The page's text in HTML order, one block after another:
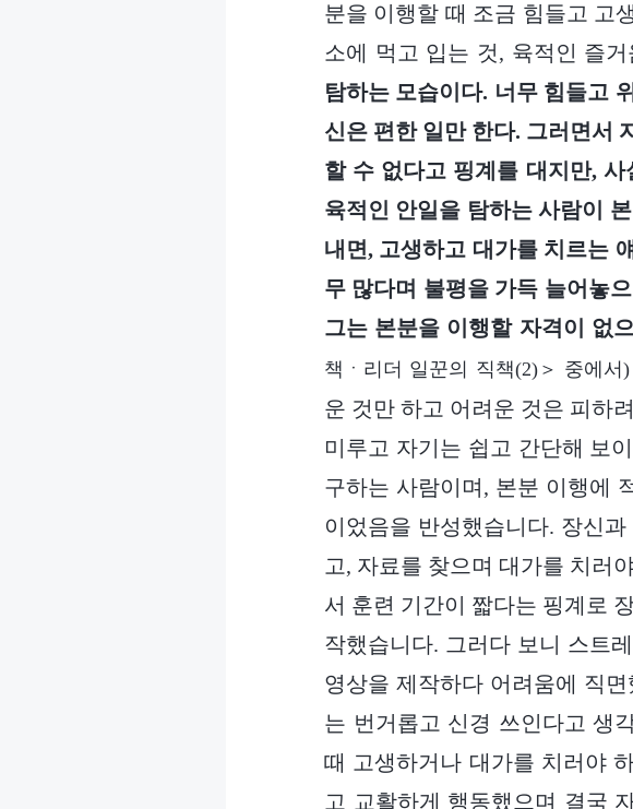
분을 이행할 때 조금 힘들고 고
소에 먹고 입는 것, 육적인 즐
탐하는 모습이다. 너무 힘들고
신은 편한 일만 한다. 그러면서
할 수 없다고 핑계를 대지만,
육적인 안일을 탐하는 사람이
내면, 고생하고 대가를 치르는
무 많다며 불평을 가득 늘어놓
그는 본분을 이행할 자격이 없
책ㆍ리더 일꾼의 직책(2)＞ 중에서)
운 것만 하고 어려운 것은 피하
미루고 자기는 쉽고 간단해 보
구하는 사람이며, 본분 이행에
이었음을 반성했습니다. 장신
고, 자료를 찾으며 대가를 치러
서 훈련 기간이 짧다는 핑계로
작했습니다. 그러다 보니 스트
영상을 제작하다 어려움에 직
는 번거롭고 신경 쓰인다고 생
때 고생하거나 대가를 치러야
고 교활하게 행동했으며 결국